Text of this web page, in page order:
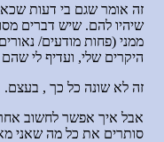
זה אומר שגם בי דעות
שיהיו להם. שיש דברים
ממני (פחות מודעים/
היקרים שלי, ועדיף לי שהם
זה לא שונה כל כך , בעצם.
אבל איך אפשר לחשוב
סותרים את כל מה שאני